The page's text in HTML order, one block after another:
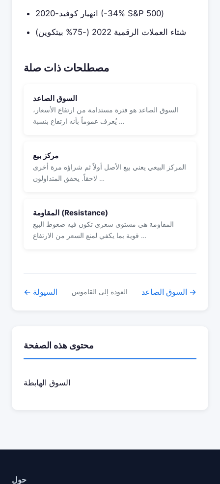
انهيار كوفيد-2020 (-34% S&P 500)
شتاء العملات الرقمية 2022 (-75% بيتكوين)
مصطلحات ذات صلة
السوق الصاعد
السوق الصاعد هو فترة مستدامة من ارتفاع الأسعار،
يُعرف عموماً بأنه ارتفاع بنسبة …
مركز بيع
المركز البيعي يعني بيع الأصل أولاً ثم شراؤه مرة أخرى
لاحقاً. يحقق المتداولون …
المقاومة (Resistance)
المقاومة هي مستوى سعري تكون فيه ضغوط البيع
قوية بما يكفي لمنع السعر من الارتفاع …
← السيولة العودة إلى القاموس السوق الصاعد →
محتوى هذه الصفحة
السوق الهابطة
حول